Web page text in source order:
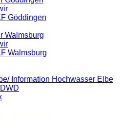
Göddingen
Walmsburg
Walmsburg
Information Hochwasser Elbe